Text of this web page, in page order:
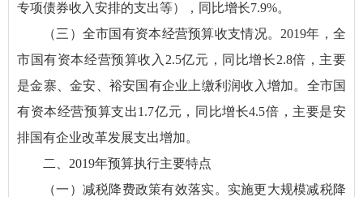
专项债券收入安排的支出等），同比增长7.9%。
（三）全市国有资本经营预算收支情况。2019年，全
市国有资本经营预算收入2.5亿元，同比增长2.8倍，主要
是金寨、金安、裕安国有企业上缴利润收入增加。全市国
有资本经营预算支出1.7亿元，同比增长4.5倍，主要是安
排国有企业改革发展支出增加。
二、2019年预算执行主要特点
（一）减税降费政策有效落实。实施更大规模减税降